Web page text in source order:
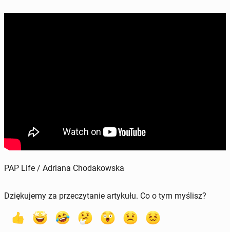
PAP Life / Adriana Chodakowska
Dziękujemy za przeczytanie artykułu. Co o tym myślisz?